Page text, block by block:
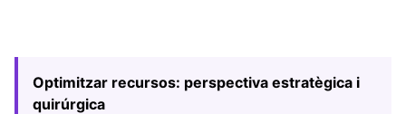
Optimitzar recursos: perspectiva estratègica i
quirúrgica